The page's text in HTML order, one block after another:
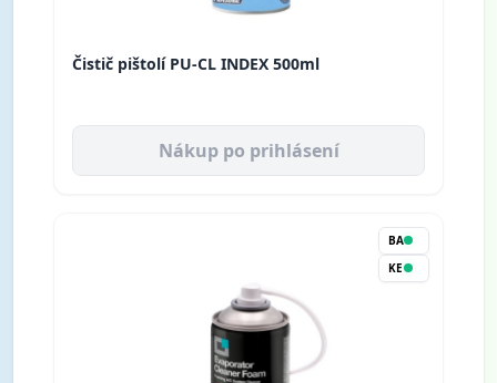
Čistič pištolí PU-CL INDEX 500ml
Nákup po prihlásení
BA
KE